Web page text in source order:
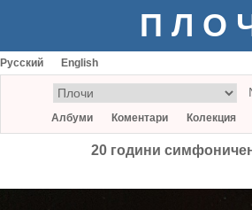
Русский English
Албуми Коментари Колекция
20 години